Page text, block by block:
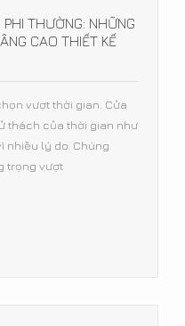
THƯỜNG: NHỮNG
CAO THIẾT KẾ
vượt thời gian. Cửa
thách của thời gian như
nhiều lý do. Chúng
trọng vượt